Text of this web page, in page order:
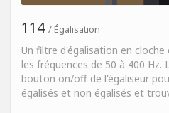
114 / Égalisation
Un filtre d'égalisation en
les fréquences de 50 à 400 Hz.
bouton on/off de l'égaliseur
égalisés et non égalisés et